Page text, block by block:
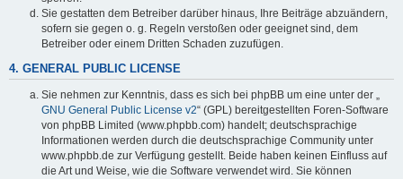
Sie gestatten dem Betreiber darüber hinaus, Ihre Beiträge abzuändern,
sofern sie gegen o. g. Regeln verstoßen oder geeignet sind, dem
Betreiber oder einem Dritten Schaden zuzufügen.
4. GENERAL PUBLIC LICENSE
Sie nehmen zur Kenntnis, dass es sich bei phpBB um eine unter der „
GNU General Public License v2“ (GPL) bereitgestellten Foren-Software
von phpBB Limited (www.phpbb.com) handelt; deutschsprachige
Informationen werden durch die deutschsprachige Community unter
www.phpbb.de zur Verfügung gestellt. Beide haben keinen Einfluss auf
die Art und Weise, wie die Software verwendet wird. Sie können